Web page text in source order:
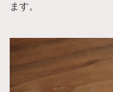
ます。